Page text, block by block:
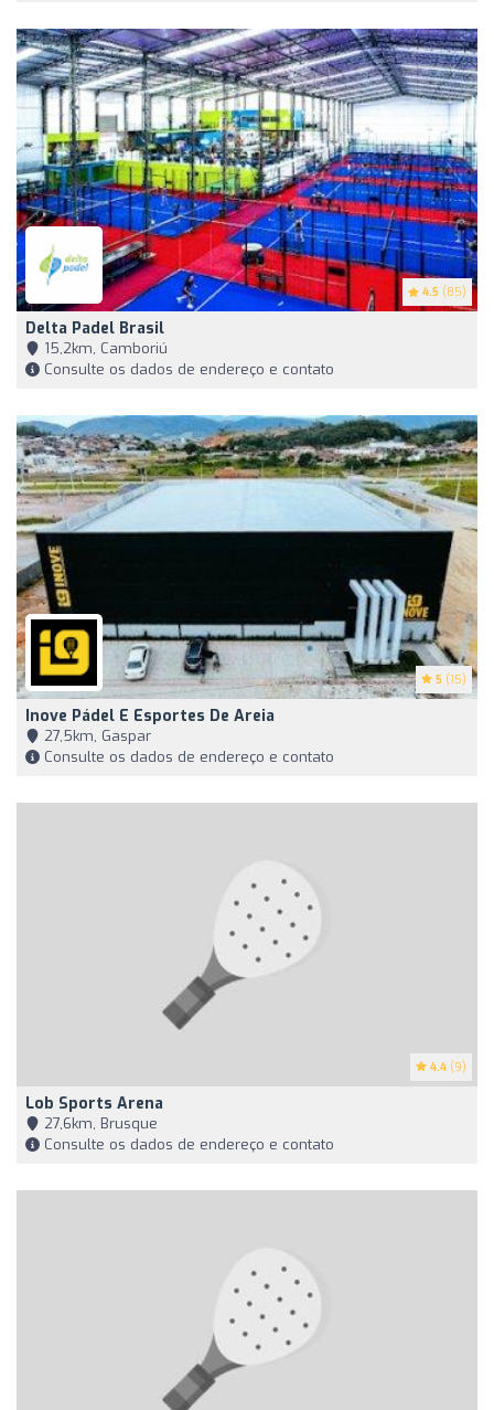
4.5 (85)
Delta Padel Brasil
15,2km, Camboriú
Consulte os dados de endereço e contato
5 (15)
Inove Pádel E Esportes De Areia
27,5km, Gaspar
Consulte os dados de endereço e contato
4.4 (9)
Lob Sports Arena
27,6km, Brusque
Consulte os dados de endereço e contato